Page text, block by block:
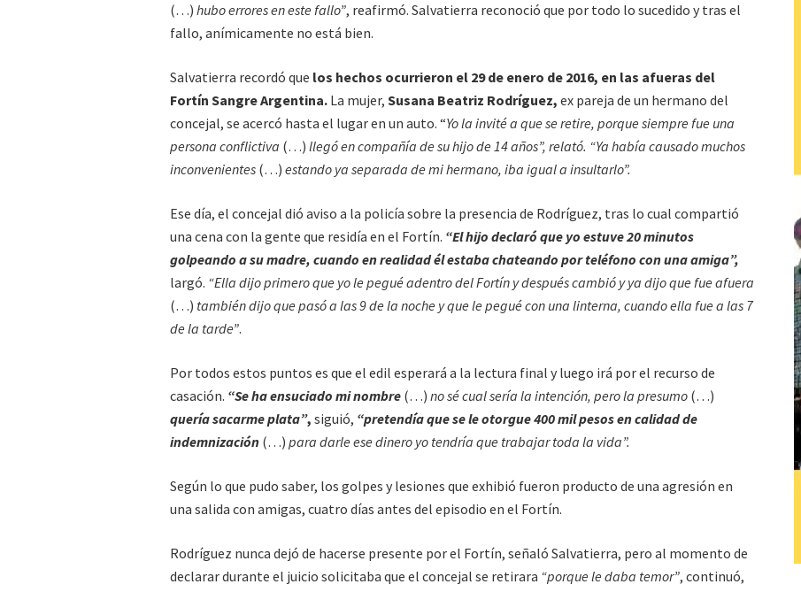
(…) hubo errores en este fallo”, reafirmó. Salvatierra reconoció que por todo lo sucedido y tras el
fallo, anímicamente no está bien.
Salvatierra recordó que los hechos ocurrieron el 29 de enero de 2016, en las afueras del
Fortín Sangre Argentina. La mujer, Susana Beatriz Rodríguez, ex pareja de un hermano del
concejal, se acercó hasta el lugar en un auto. “Yo la invité a que se retire, porque siempre fue una
persona conflictiva (…) llegó en compañía de su hijo de 14 años”, relató. “Ya había causado muchos
inconvenientes (…) estando ya separada de mi hermano, iba igual a insultarlo”.
Ese día, el concejal dió aviso a la policía sobre la presencia de Rodríguez, tras lo cual compartió
una cena con la gente que residía en el Fortín. “El hijo declaró que yo estuve 20 minutos
golpeando a su madre, cuando en realidad él estaba chateando por teléfono con una amiga”,
largó. “Ella dijo primero que yo le pegué adentro del Fortín y después cambió y ya dijo que fue afuera
(…) también dijo que pasó a las 9 de la noche y que le pegué con una linterna, cuando ella fue a las 7
de la tarde”.
Por todos estos puntos es que el edil esperará a la lectura final y luego irá por el recurso de
casación. “Se ha ensuciado mi nombre (…) no sé cual sería la intención, pero la presumo (…)
quería sacarme plata”, siguió, “pretendía que se le otorgue 400 mil pesos en calidad de
indemnización (…) para darle ese dinero yo tendría que trabajar toda la vida”.
Según lo que pudo saber, los golpes y lesiones que exhibió fueron producto de una agresión en
una salida con amigas, cuatro días antes del episodio en el Fortín.
Rodríguez nunca dejó de hacerse presente por el Fortín, señaló Salvatierra, pero al momento de
declarar durante el juicio solicitaba que el concejal se retirara “porque le daba temor”, continuó,